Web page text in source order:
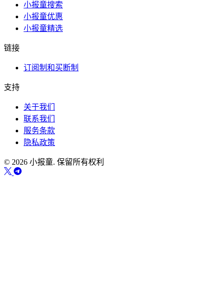
小报童搜索
小报童优惠
小报童精选
链接
订阅制和买断制
支持
关于我们
联系我们
服务条款
隐私政策
© 2026 小报童. 保留所有权利